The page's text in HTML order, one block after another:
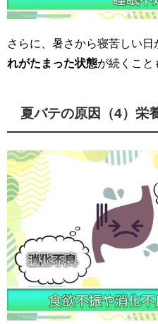
さらに、暑さから寝苦しい日
れがたまった状態が続くこと
夏バテの原因（4）栄